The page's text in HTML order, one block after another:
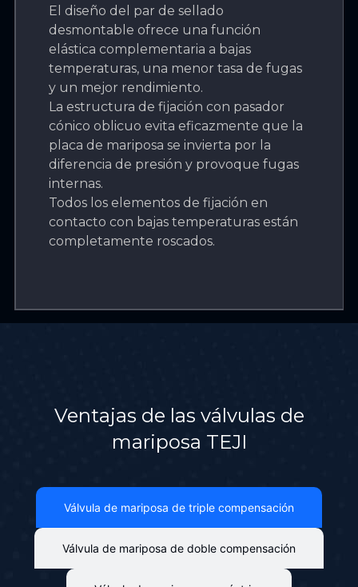
El diseño del par de sellado
desmontable ofrece una función
elástica complementaria a bajas
temperaturas, una menor tasa de fugas
y un mejor rendimiento.
La estructura de fijación con pasador
cónico oblicuo evita eficazmente que la
placa de mariposa se invierta por la
diferencia de presión y provoque fugas
internas.
Todos los elementos de fijación en
contacto con bajas temperaturas están
completamente roscados.
Ventajas de las válvulas de
mariposa TEJI
Válvula de mariposa de triple compensación
Válvula de mariposa de doble compensación